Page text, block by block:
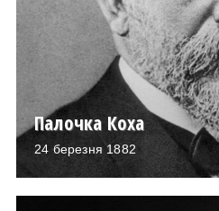
Палочка Коха
24 березня 1882